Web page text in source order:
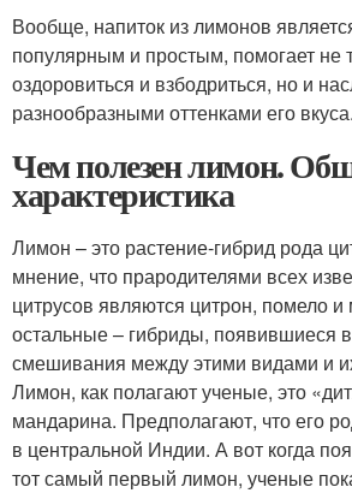
Вообще, напиток из лимонов
популярным и простым, помогает не
оздоровиться и взбодриться, но и
разнообразными оттенками его вкуса.
Чем полезен лимон.
характеристика
Лимон – это растение-гибрид рода
мнение, что прародителями всех
цитрусов являются цитрон, помело
остальные – гибриды, появившиеся в
смешивания между этими видами и
Лимон, как полагают ученые, это
мандарина. Предполагают, что его
в центральной Индии. А вот когда
тот самый первый лимон, ученые